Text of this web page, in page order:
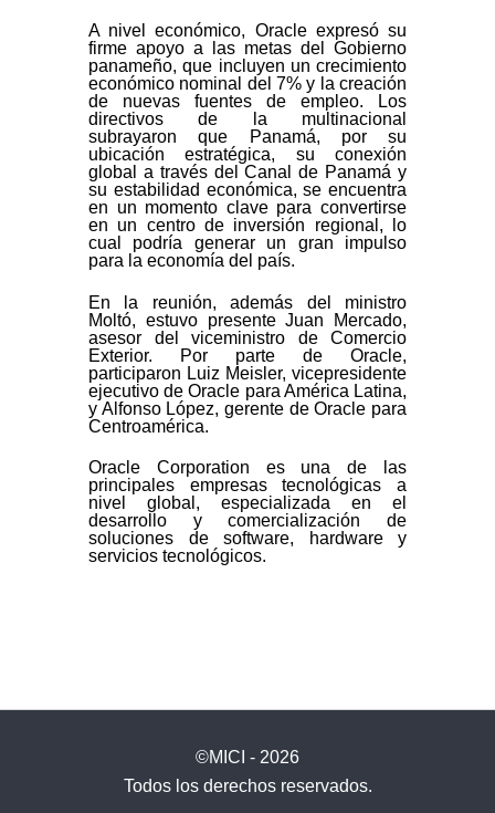
A nivel económico, Oracle expresó su
firme apoyo a las metas del Gobierno
panameño, que incluyen un crecimiento
económico nominal del 7% y la creación
de nuevas fuentes de empleo. Los
directivos de la multinacional
subrayaron que Panamá, por su
ubicación estratégica, su conexión
global a través del Canal de Panamá y
su estabilidad económica, se encuentra
en un momento clave para convertirse
en un centro de inversión regional, lo
cual podría generar un gran impulso
para la economía del país.
En la reunión, además del ministro
Moltó, estuvo presente Juan Mercado,
asesor del viceministro de Comercio
Exterior. Por parte de Oracle,
participaron Luiz Meisler, vicepresidente
ejecutivo de Oracle para América Latina,
y Alfonso López, gerente de Oracle para
Centroamérica.
Oracle Corporation es una de las
principales empresas tecnológicas a
nivel global, especializada en el
desarrollo y comercialización de
soluciones de software, hardware y
servicios tecnológicos.
©MICI - 2026
Todos los derechos reservados.